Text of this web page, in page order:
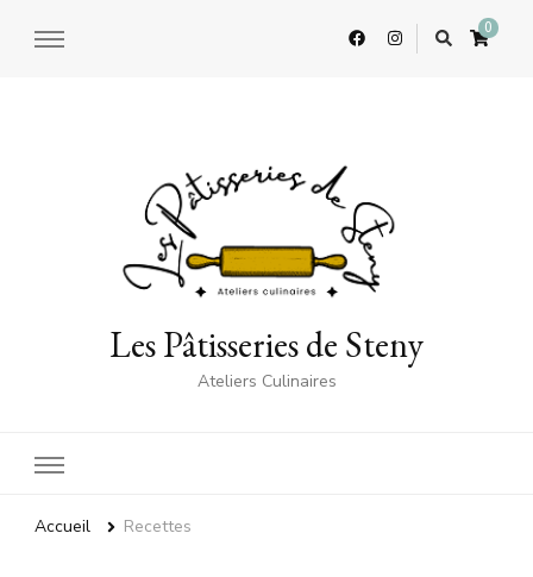
0
Les Pâtisseries de Steny
Ateliers Culinaires
Accueil Recettes